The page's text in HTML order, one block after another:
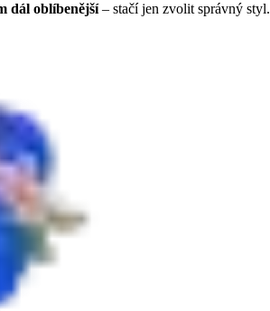
dál oblíbenější– stačí jen zvolit správný styl.